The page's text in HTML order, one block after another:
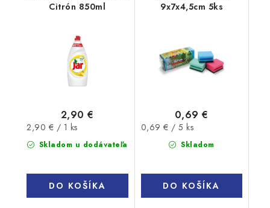
Citrón 850ml
Skladom u dodávateľa
2,90 €
Jednotková
cena:
2,90 € / 1 ks
DO KOŠÍKA
9x7x4,5cm 5ks
Skladom
0,69 €
Jednotková
0,69 € / 5 ks
DO KOŠÍKA